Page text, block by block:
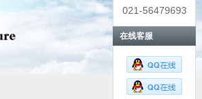
021-56479693
在线客服